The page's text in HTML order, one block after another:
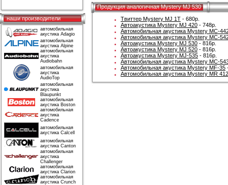
наши производители
автомобильная
акустика Adagio
автомобильная
акустика Alpine
автомобильная
акустика
Audiobahn
автомобильная
акустика
AudioTop
автомобильная
акустика
Blaupunkt
автомобильная
акустика Boston
автомобильная
акустика
Cadence
автомобильная
акустика Calcell
автомобильная
акустика Canton
автомобильная
акустика
Challenger
автомобильная
акустика Clarion
автомобильная
акустика Crunch
Продукция аналогичная Mystery MJ 530
Твиттер Mystery MJ 1T - 680р.
Автоакустика Mystery MJ 420 - 748р.
Автомобильная акустика Mystery MC-
Автомобильная акустика Mystery MC-
Автоакустика Mystery MJ 530 - 816р.
Автоакустика Mystery MJ 520 - 816р.
Автоакустика Mystery MJ-535 - 816р.
Автомобильная акустика Mystery MC-
Автомобильная акустика Mystery MF-35
Автомобильная акустика Mystery MR 412